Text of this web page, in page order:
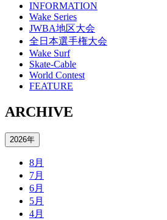
INFORMATION
Wake Series
JWBA地区大会
全日本選手権大会
Wake Surf
Skate-Cable
World Contest
FEATURE
ARCHIVE
2026年
8月
7月
6月
5月
4月